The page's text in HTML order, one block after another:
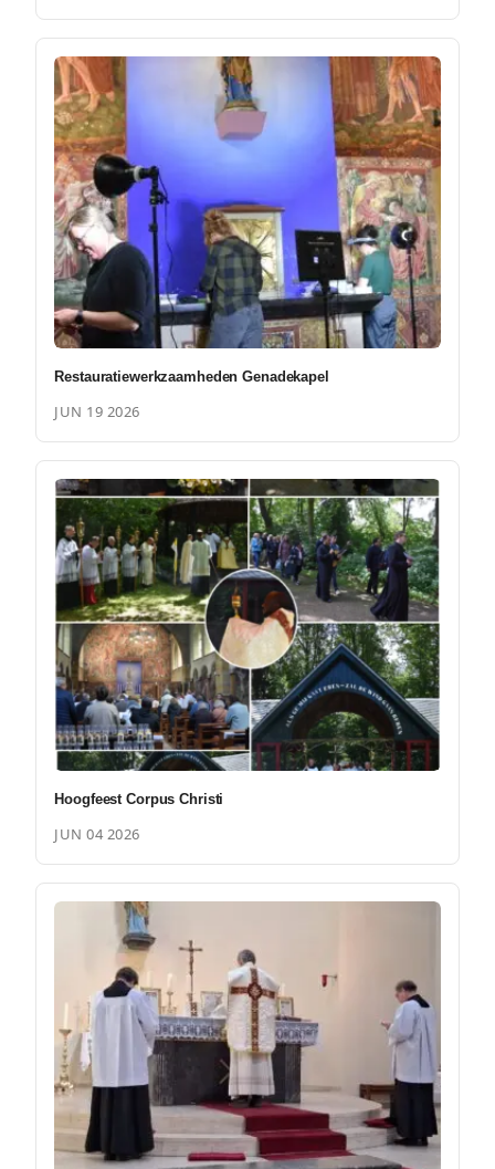
Restauratiewerkzaamheden Genadekapel
JUN 19 2026
Hoogfeest Corpus Christi
JUN 04 2026